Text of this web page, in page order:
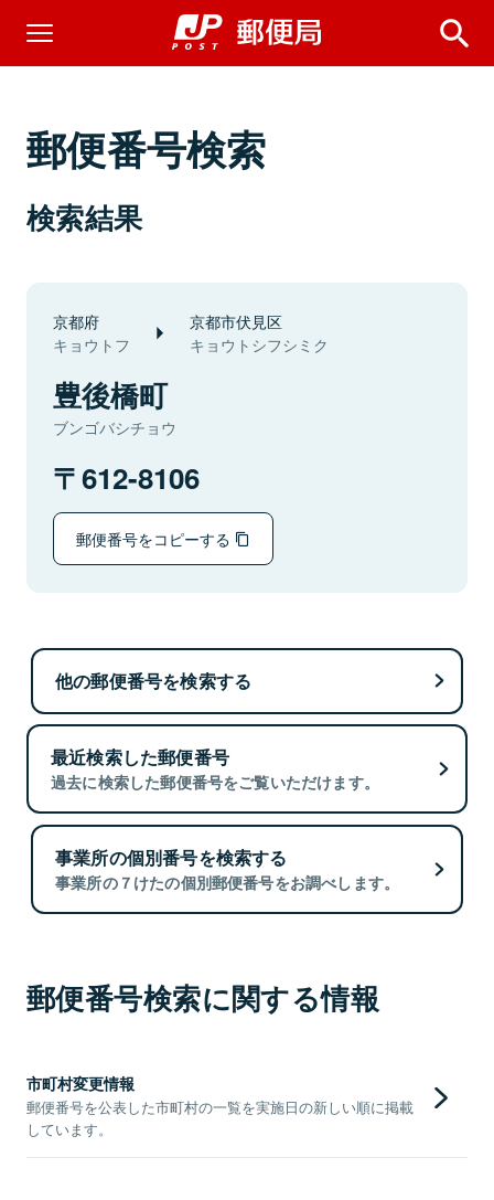
郵便番号検索
検索結果
京都府
キョウトフ
京都市伏見区
キョウトシフシミク
豊後橋町
ブンゴバシチョウ
612-8106
郵便番号をコピーする
他の郵便番号を検索する
最近検索した郵便番号
過去に検索した郵便番号をご覧いただけます。
事業所の個別番号を検索する
事業所の７けたの個別郵便番号をお調べします。
郵便番号検索に関する情報
市町村変更情報
郵便番号を公表した市町村の一覧を実施日の新しい順に掲載
しています。